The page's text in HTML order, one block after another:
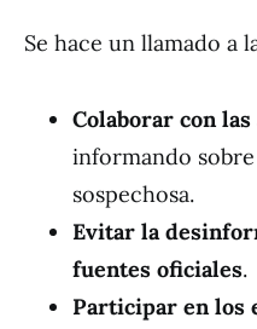
Se hace un llamado a
Colaborar con
informando
sospechosa.
Evitar la
fuentes oficiales.
Participar en los